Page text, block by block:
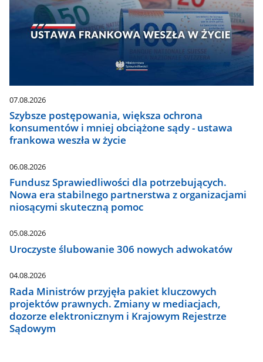
07.08.2026
Szybsze postępowania, większa ochrona
konsumentów i mniej obciążone sądy - ustawa
frankowa weszła w życie
06.08.2026
Fundusz Sprawiedliwości dla potrzebujących.
Nowa era stabilnego partnerstwa z organizacjami
niosącymi skuteczną pomoc
05.08.2026
Uroczyste ślubowanie 306 nowych adwokatów
04.08.2026
Rada Ministrów przyjęła pakiet kluczowych
projektów prawnych. Zmiany w mediacjach,
dozorze elektronicznym i Krajowym Rejestrze
Sądowym